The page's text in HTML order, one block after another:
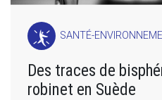
SANTÉ-
Des traces de
robinet en Suède